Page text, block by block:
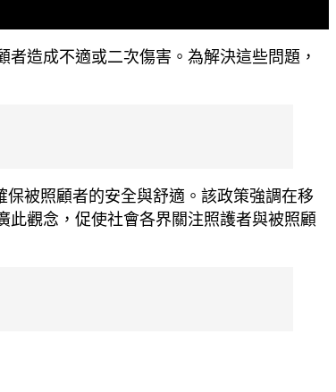
造成不適或二次傷害。​為解決這些問題，
保被照顧者的安全與舒適。​該政策強調在移
觀念，促使社會各界關注照護者與被照顧